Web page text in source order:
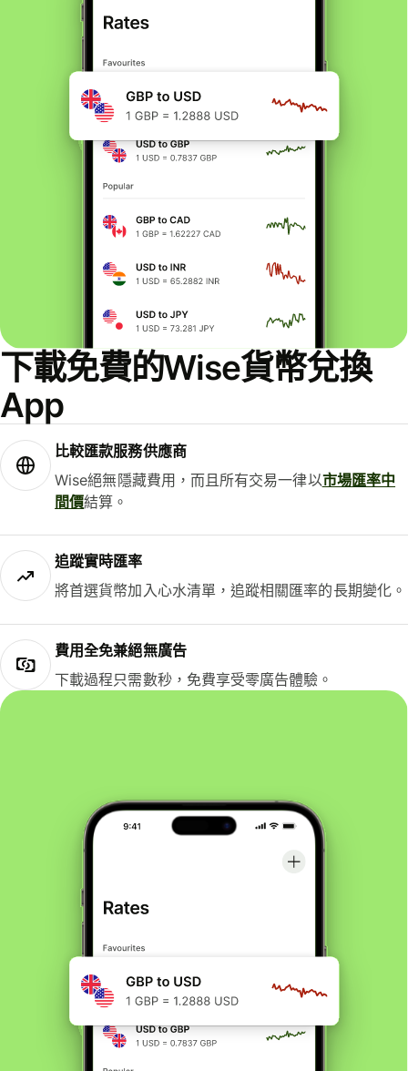
下載免費的Wise貨幣兌換
App
比較匯款服務供應商
Wise絕無隱藏費用，而且所有交易一律以市場匯率中
間價結算。
追蹤實時匯率
將首選貨幣加入心水清單，追蹤相關匯率的長期變化。
費用全免兼絕無廣告
下載過程只需數秒，免費享受零廣告體驗。